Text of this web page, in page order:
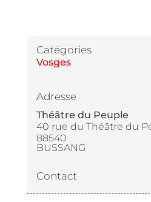
Catégories
Vosges
Adresse
Théâtre du Peuple
40 rue du Théâtre du
88540
BUSSANG
Contact